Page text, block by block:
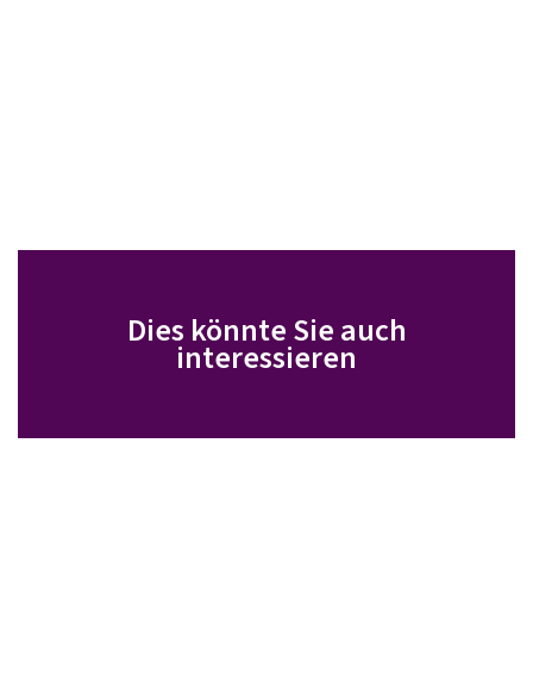
Dies könnte Sie auch
interessieren